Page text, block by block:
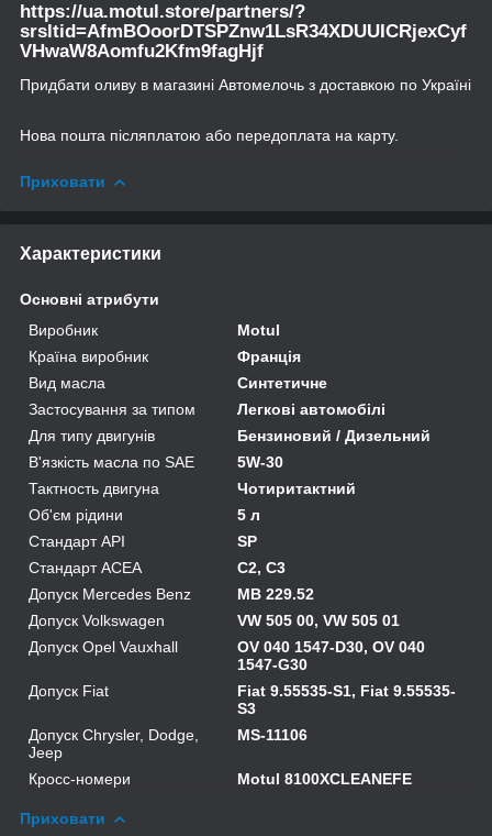
https://ua.motul.store/partners/?
srsltid=AfmBOoorDTSPZnw1LsR34XDUUICRjexCyf
VHwaW8Aomfu2Kfm9fagHjf
Придбати оливу в магазині Автомелочь з доставкою по Україні
Нова пошта післяплатою або передоплата на карту.
Приховати
Характеристики
Основні атрибути
Виробник
Motul
Країна виробник
Франція
Вид масла
Синтетичне
Застосування за типом
Легкові автомобілі
Для типу двигунів
Бензиновий / Дизельний
В'язкість масла по SAE
5W-30
Тактность двигуна
Чотиритактний
Об'єм рідини
5 л
Стандарт API
SP
Стандарт ACEA
C2, C3
Допуск Mercedes Benz
MB 229.52
Допуск Volkswagen
VW 505 00, VW 505 01
Допуск Opel Vauxhall
OV 040 1547-D30, OV 040
1547-G30
Допуск Fiat
Fiat 9.55535-S1, Fiat 9.55535-
S3
Допуск Chrysler, Dodge,
Jeep
MS-11106
Кросс-номери Motul 8100XCLEANEFE
Приховати